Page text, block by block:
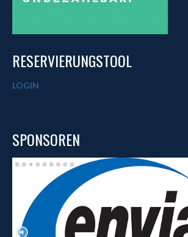
RESERVIERUNGSTOOL
LOGIN
SPONSOREN